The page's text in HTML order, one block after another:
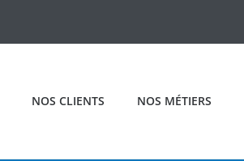
NOS CLIENTS NOS MÉTIERS